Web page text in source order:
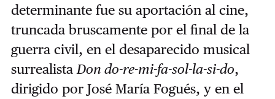
determinante fue su aportación al cine,
truncada bruscamente por el final de la
guerra civil, en el desaparecido musical
surrealista Don do-re-mi-fa-sol-la-si-do,
dirigido por José María Fogués, y en el